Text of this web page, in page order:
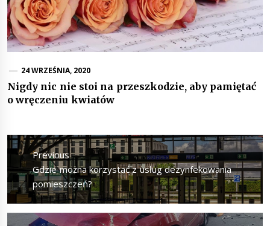
24 WRZEŚNIA, 2020
Nigdy nic nie stoi na przeszkodzie, aby pamiętać
o wręczeniu kwiatów
Nawigacja
wpisuPrevious
Previous
post:
Gdzie można korzystać z usług dezynfekowania
pomieszczeń?